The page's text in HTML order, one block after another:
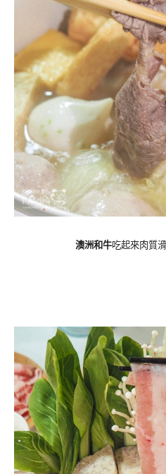
澳洲和牛吃起來肉質